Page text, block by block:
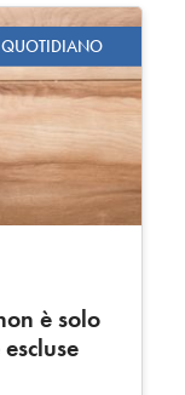
QUOTIDIANO
è solo